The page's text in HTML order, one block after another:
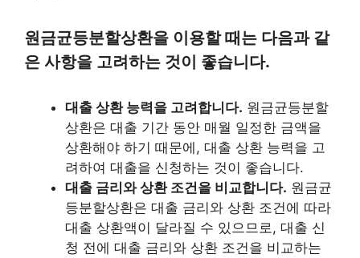
원금균등분할상환을 이용할 때는 다음과 같
은 사항을 고려하는 것이 좋습니다.
대출 상환 능력을 고려합니다. 원금균등분할
상환은 대출 기간 동안 매월 일정한 금액을
상환해야 하기 때문에, 대출 상환 능력을 고
려하여 대출을 신청하는 것이 좋습니다.
대출 금리와 상환 조건을 비교합니다. 원금균
등분할상환은 대출 금리와 상환 조건에 따라
대출 상환액이 달라질 수 있으므로, 대출 신
청 전에 대출 금리와 상환 조건을 비교하는